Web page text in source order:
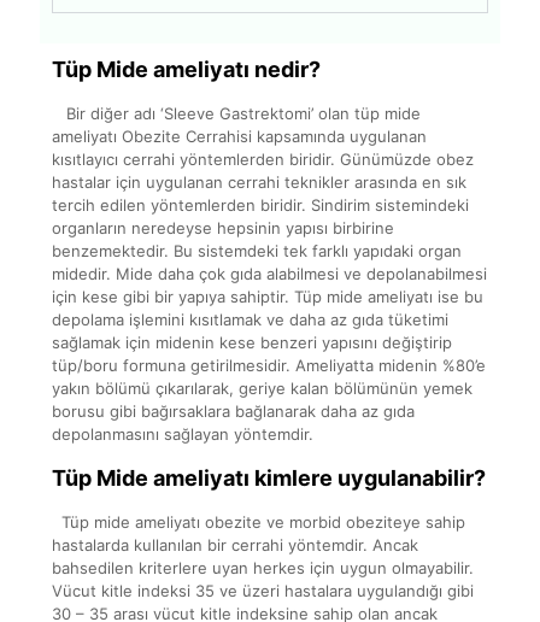
Tüp Mide ameliyatı nedir?
Bir diğer adı ‘Sleeve Gastrektomi’ olan tüp mide
ameliyatı Obezite Cerrahisi kapsamında uygulanan
kısıtlayıcı cerrahi yöntemlerden biridir. Günümüzde obez
hastalar için uygulanan cerrahi teknikler arasında en sık
tercih edilen yöntemlerden biridir. Sindirim sistemindeki
organların neredeyse hepsinin yapısı birbirine
benzemektedir. Bu sistemdeki tek farklı yapıdaki organ
midedir. Mide daha çok gıda alabilmesi ve depolanabilmesi
için kese gibi bir yapıya sahiptir. Tüp mide ameliyatı ise bu
depolama işlemini kısıtlamak ve daha az gıda tüketimi
sağlamak için midenin kese benzeri yapısını değiştirip
tüp/boru formuna getirilmesidir. Ameliyatta midenin %80’e
yakın bölümü çıkarılarak, geriye kalan bölümünün yemek
borusu gibi bağırsaklara bağlanarak daha az gıda
depolanmasını sağlayan yöntemdir.
Tüp Mide ameliyatı kimlere uygulanabilir?
Tüp mide ameliyatı obezite ve morbid obeziteye sahip
hastalarda kullanılan bir cerrahi yöntemdir. Ancak
bahsedilen kriterlere uyan herkes için uygun olmayabilir.
Vücut kitle indeksi 35 ve üzeri hastalara uygulandığı gibi
30 – 35 arası vücut kitle indeksine sahip olan ancak